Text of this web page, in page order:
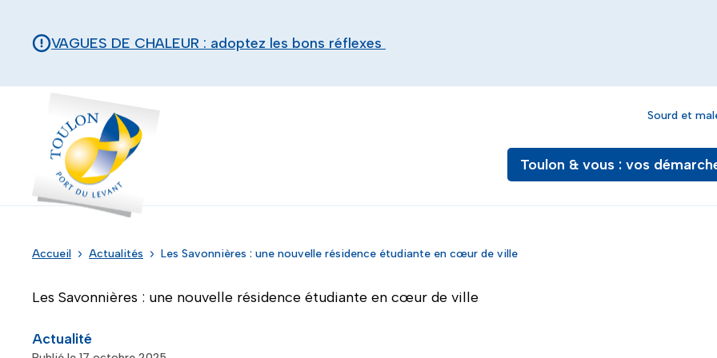
VAGUES DE CHALEUR : adoptez les bons réflexes
Sourd et
Toulon & vous : vos
Accueil Actualités Les Savonnières : une nouvelle résidence étudiante en cœur de ville
Les Savonnières : une nouvelle résidence étudiante en cœur de ville
Actualité